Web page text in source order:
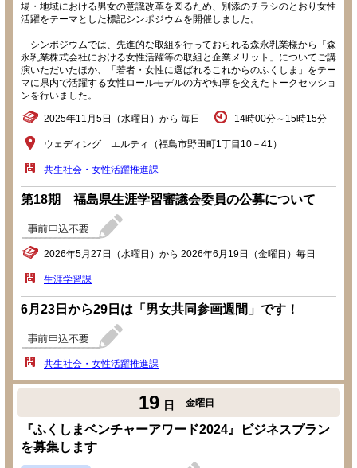
場・地域における男女の意識改革を図るため、別添のチラシのとおり女性
活躍をテーマとした標記シンポジウムを開催しました。
シンポジウムでは、先進的な取組を行っておられる森永乳業様から「森
永乳業株式会社における女性活躍等の取組と企業メリット」についてご講
演いただいたほか、「若者・女性に選ばれるこれからのふくしま」をテー
マに県内で活躍する女性ロールモデルの方や知事を交えたトークセッショ
ンを行いました。
2025年11月5日（水曜日）から 毎日 14時00分～15時15分
ウェディング エルティ（福島市野田町1丁目10－41）
共生社会・女性活躍推進課
第18期 福島県生涯学習審議会委員の公募について
2026年5月27日（水曜日）から 2026年6月19日（金曜日）毎日
生涯学習課
6月23日から29日は「男女共同参画週間」です！
共生社会・女性活躍推進課
19 日 金曜日
『ふくしまベンチャーアワード2024』ビジネスプラン
を募集します